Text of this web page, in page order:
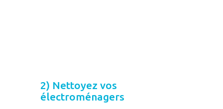
2) Nettoyez vos
électroménagers